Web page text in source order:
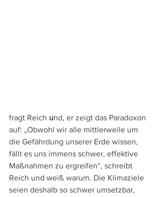
fragt Reich und, er zeigt das Paradoxon
auf: „Obwohl wir alle mittlerweile um
die Gefährdung unserer Erde wissen,
fällt es uns immens schwer, effektive
Maßnahmen zu ergreifen“, schreibt
Reich und weiß warum. Die Klimaziele
seien deshalb so schwer umsetzbar,